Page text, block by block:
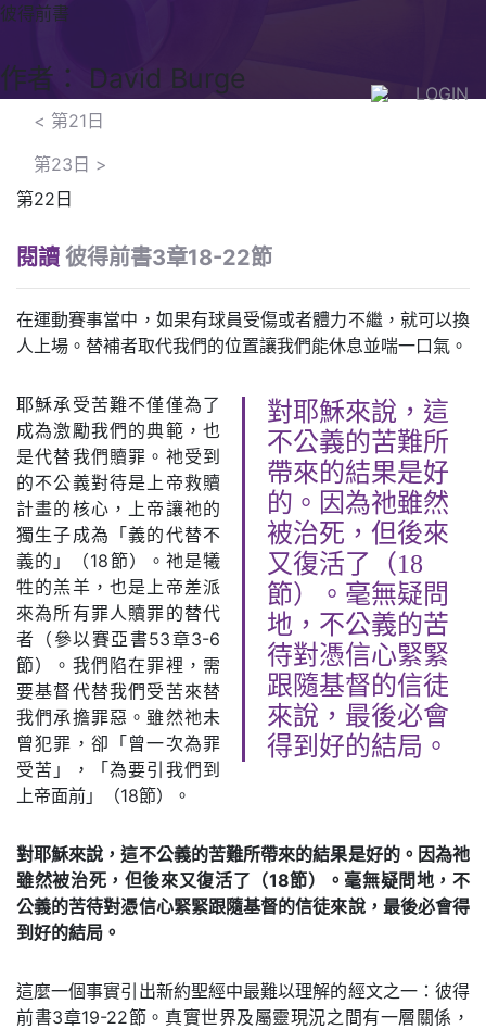
LOGIN
彼得前書
作者： David Burge
< 第21日
第23日 >
第22日
閱讀 彼得前書3章18-22節
在運動賽事當中，如果有球員受傷或者體力不繼，就可以換
人上場。替補者取代我們的位置讓我們能休息並喘一口氣。
對耶穌來說，這
不公義的苦難所
帶來的結果是好
的。因為祂雖然
被治死，但後來
又復活了（18
節）。毫無疑問
地，不公義的苦
待對憑信心緊緊
跟隨基督的信徒
來說，最後必會
得到好的結局。
耶穌承受苦難不僅僅為了
成為激勵我們的典範，也
是代替我們贖罪。祂受到
的不公義對待是上帝救贖
計畫的核心，上帝讓祂的
獨生子成為「義的代替不
義的」（18節）。祂是犧
牲的羔羊，也是上帝差派
來為所有罪人贖罪的替代
者（參以賽亞書53章3-6
節）。我們陷在罪裡，需
要基督代替我們受苦來替
我們承擔罪惡。雖然祂未
曾犯罪，卻「曾一次為罪
受苦」，「為要引我們到
上帝面前」（18節）。
對耶穌來說，這不公義的苦難所帶來的結果是好的。因為祂
雖然被治死，但後來又復活了（18節）。毫無疑問地，不
公義的苦待對憑信心緊緊跟隨基督的信徒來說，最後必會得
到好的結局。
這麼一個事實引出新約聖經中最難以理解的經文之一：彼得
前書3章19-22節。真實世界及屬靈現況之間有一層關係，